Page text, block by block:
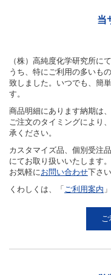
当
（株）高純度化学研究所に
うち、特にご利用の多いも
致しました。いつでも、簡
す。
商品明細にあります納期は
ご注文のタイミングにより
承ください。
カスタマイズ品、個別受注
にてお取り扱いいたします。
お気軽にお問い合わせ下さい
くわしくは、「 ご利用案内